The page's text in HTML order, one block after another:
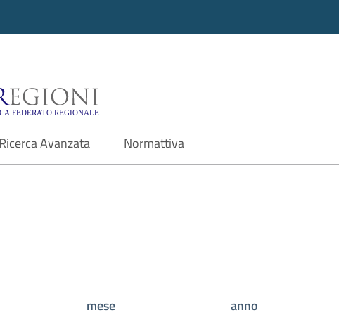
- Motore di ricerca
Ricerca Avanzata Normattiva
mese
anno